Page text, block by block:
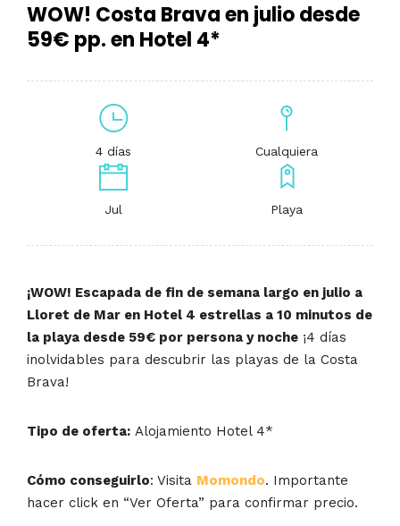
WOW! Costa Brava en julio desde
59€ pp. en Hotel 4*
4 días Cualquiera
Jul Playa
¡WOW! Escapada de fin de semana largo en julio a
Lloret de Mar en Hotel 4 estrellas a 10 minutos de
la playa desde 59€ por persona y noche ¡4 días
inolvidables para descubrir las playas de la Costa
Brava!
Tipo de oferta: Alojamiento Hotel 4*
Cómo conseguirlo: Visita Momondo. Importante
hacer click en “Ver Oferta” para confirmar precio.